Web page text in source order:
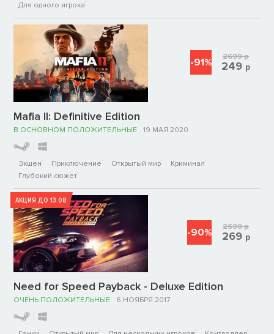
Для одного игрока
Mafia II: Definitive Edition
В ОСНОВНОМ ПОЛОЖИТЕЛЬНЫЕ 19 МАЯ 2020
Экшен Приключение Открытый мир
Криминал
Глубокий сюжет
-91% 2699р
249 р
АКЦИЯ ДО 13.08
Need for Speed Payback - Deluxe Edition
ОЧЕНЬ ПОЛОЖИТЕЛЬНЫЕ 6 НОЯБРЯ 2017
-90% 2699р
269 р